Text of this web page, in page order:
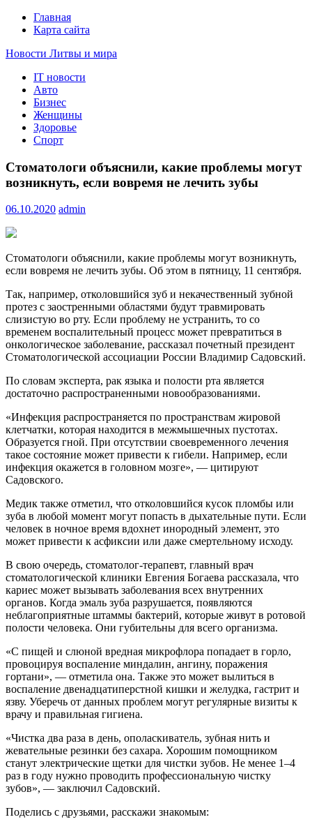
Главная
Карта сайта
Новости Литвы и мира
Свежие события и главные новости часа Литвы и мира на
портале EUROLITVA.RU
IT новости
Авто
Бизнес
Женщины
Здоровье
Спорт
Стоматологи объяснили, какие проблемы могут
возникнуть, если вовремя не лечить зубы
06.10.2020 admin
Стоматологи объяснили, какие проблемы могут возникнуть,
если вовремя не лечить зубы. Об этом в пятницу, 11 сентября.
Так, например, отколовшийся зуб и некачественный зубной
протез с заостренными областями будут травмировать
слизистую во рту. Если проблему не устранить, то со
временем воспалительный процесс может превратиться в
онкологическое заболевание, рассказал почетный президент
Стоматологической ассоциации России Владимир Садовский.
По словам эксперта, рак языка и полости рта является
достаточно распространенными новообразованиями.
«Инфекция распространяется по пространствам жировой
клетчатки, которая находится в межмышечных пустотах.
Образуется гной. При отсутствии своевременного лечения
такое состояние может привести к гибели. Например, если
инфекция окажется в головном мозге», — цитируют
Садовского.
Медик также отметил, что отколовшийся кусок пломбы или
зуба в любой момент могут попасть в дыхательные пути. Если
человек в ночное время вдохнет инородный элемент, это
может привести к асфиксии или даже смертельному исходу.
В свою очередь, стоматолог-терапевт, главный врач
стоматологической клиники Евгения Богаева рассказала, что
кариес может вызывать заболевания всех внутренних
органов. Когда эмаль зуба разрушается, появляются
неблагоприятные штаммы бактерий, которые живут в ротовой
полости человека. Они губительны для всего организма.
«С пищей и слюной вредная микрофлора попадает в горло,
провоцируя воспаление миндалин, ангину, поражения
гортани», — отметила она. Также это может вылиться в
воспаление двенадцатиперстной кишки и желудка, гастрит и
язву. Уберечь от данных проблем могут регулярные визиты к
врачу и правильная гигиена.
«Чистка два раза в день, ополаскиватель, зубная нить и
жевательные резинки без сахара. Хорошим помощником
станут электрические щетки для чистки зубов. Не менее 1–4
раз в году нужно проводить профессиональную чистку
зубов», — заключил Садовский.
Поделись с друзьями, расскажи знакомым: